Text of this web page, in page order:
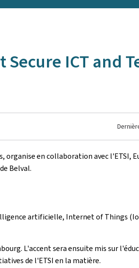
ICT and
en collaboration avec l'ETSI,
Belval.
artificielle, Internet of Things
L'accent sera ensuite mis sur
de l'ETSI en la matière.